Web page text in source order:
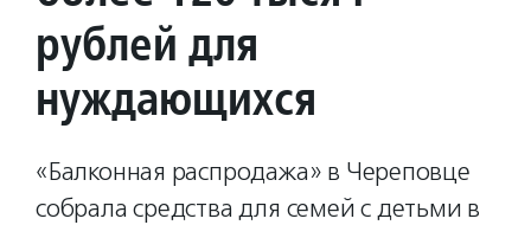
рублей для
нуждающихся
«Балконная распродажа» в Череповце
собрала средства для семей с детьми в